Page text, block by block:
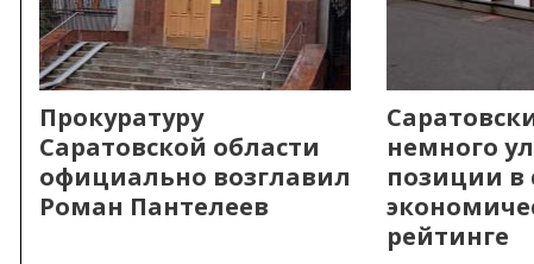
Прокуратуру
Саратовской области
официально возглавил
Роман Пантелеев
немного
позиции в
рейтинге